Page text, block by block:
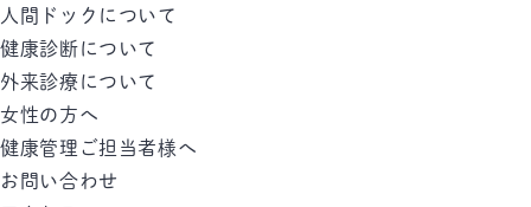
人間ドックについて
健康診断について
外来診療について
女性の方へ
健康管理ご担当者様へ
お問い合わせ